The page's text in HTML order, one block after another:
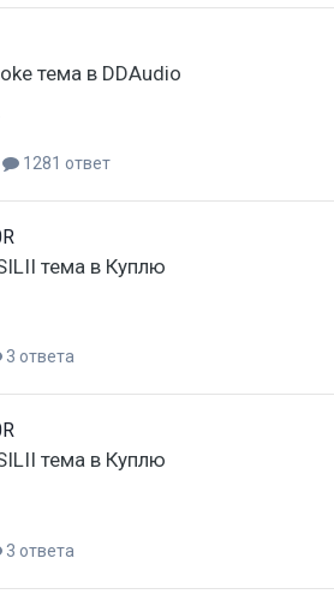
тема в DDAudio
1281 ответ
тема в Куплю
3 ответа
тема в Куплю
3 ответа